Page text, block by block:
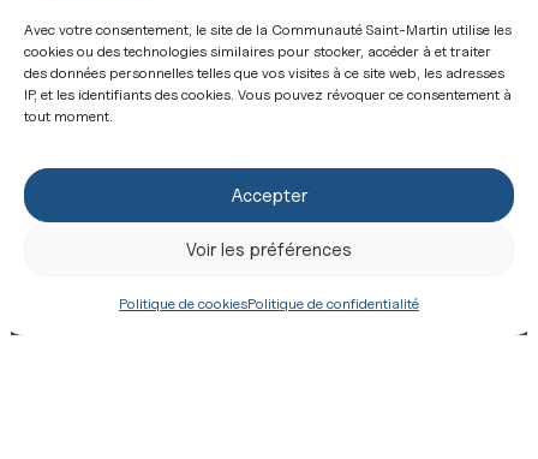
Avec votre consentement, le site de la Communauté Saint-Martin utilise les
cookies ou des technologies similaires pour stocker, accéder à et traiter
des données personnelles telles que vos visites à ce site web, les adresses
IP, et les identifiants des cookies. Vous pouvez révoquer ce consentement à
tout moment.
Accepter
Voir les préférences
Politique de cookiesPolitique de confidentialité
S'INSCRIRE